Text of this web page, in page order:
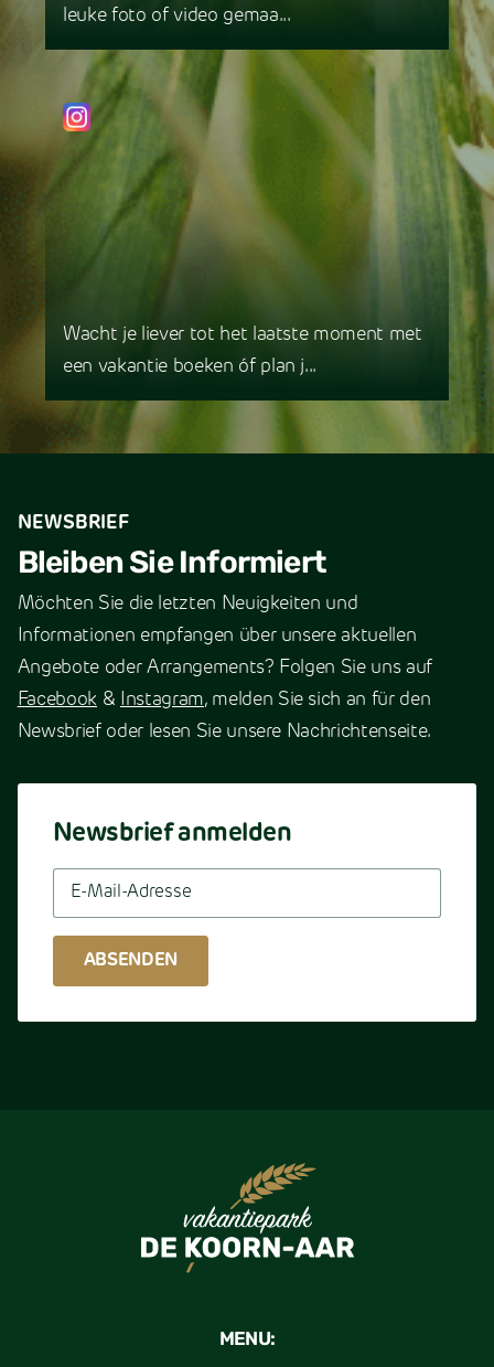
leuke foto of video gemaa...
Wacht je liever tot het laatste moment met
een vakantie boeken óf plan j...
NEWSBRIEF
Bleiben Sie Informiert
Möchten Sie die letzten Neuigkeiten und
Informationen empfangen über unsere aktuellen
Angebote oder Arrangements? Folgen Sie uns auf
Facebook & Instagram, melden Sie sich an für den
Newsbrief oder lesen Sie unsere Nachrichtenseite.
Newsbrief anmelden
MENU: